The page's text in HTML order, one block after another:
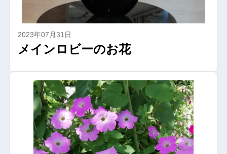
2023年07月31日
メインロビーのお花